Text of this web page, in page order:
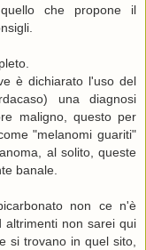
che propone il
è dichiarato l'uso del
una diagnosi
maligno, questo per
"melanomi guariti"
al solito, queste
banale.
non ce n'è
altrimenti non sarei qui
si trovano in quel sito,